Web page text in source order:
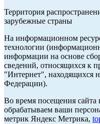
Территория
зарубежные страны
На информационном
технологии
информации на основе
сведений, относящихся к
"Интернет", находящихся
Федерации).
Во время посещения сайта
обрабатываем ваши
метрик Яндекс Метрика,